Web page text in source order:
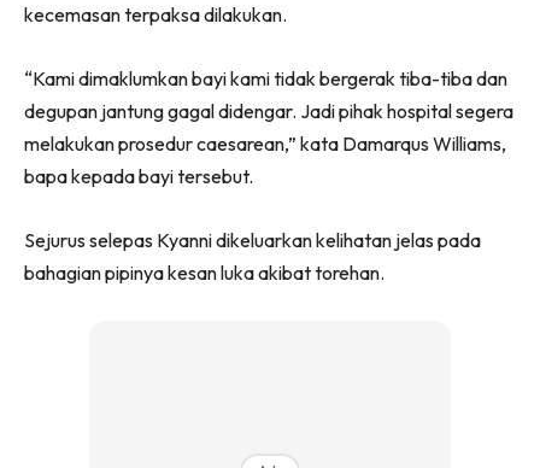
kecemasan terpaksa dilakukan.
“Kami dimaklumkan bayi kami tidak bergerak tiba-tiba dan
degupan jantung gagal didengar. Jadi pihak hospital segera
melakukan prosedur caesarean,” kata Damarqus Williams,
bapa kepada bayi tersebut.
Sejurus selepas Kyanni dikeluarkan kelihatan jelas pada
bahagian pipinya kesan luka akibat torehan.